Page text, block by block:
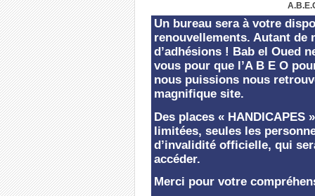
Un bureau sera à votre
renouvellements. Autant
d’adhésions ! Bab el Oued
vous pour que l’A B E O
nous puissions nous
magnifique site.
Des places «
limitées, seules les
d’invalidité officielle, qui
accéder.
Merci pour votre